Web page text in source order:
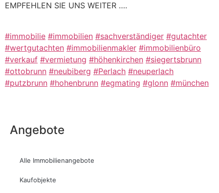
EMPFEHLEN SIE UNS WEITER ….
#immobilie #immobilien #sachverständiger #gutachter
#wertgutachten #immobilienmakler #immobilienbüro
#verkauf #vermietung #höhenkirchen #siegertsbrunn
#ottobrunn #neubiberg #Perlach #neuperlach
#putzbrunn #hohenbrunn #egmating #glonn #münchen
Angebote
Alle Immobilienangebote
Kaufobjekte